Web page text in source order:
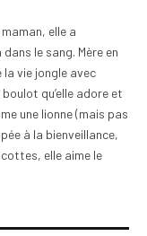
maman, elle a
le sang. Mère en
vie jongle avec
qu’elle adore et
une lionne (mais pas
à la bienveillance,
elle aime le